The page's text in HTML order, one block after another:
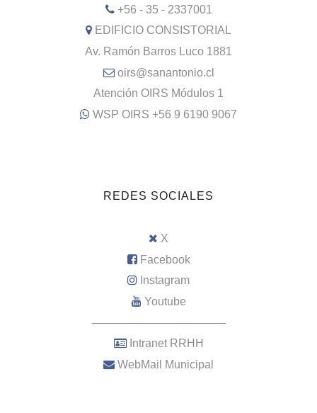
+56 - 35 - 2337001
EDIFICIO CONSISTORIAL
Av. Ramón Barros Luco 1881
oirs@sanantonio.cl
Atención OIRS Módulos 1
WSP OIRS +56 9 6190 9067
REDES SOCIALES
X
Facebook
Instagram
Youtube
–––––––––––––––––––––
Intranet RRHH
WebMail Municipal